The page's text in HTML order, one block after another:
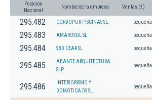
Posición
Nacional
Nombre de la empresa Ventas (€)
295.482 CORDOPUR PISCINAS SL. pequeña
295.483 AMAROSOL SL pequeña
295.484 SBD CEAR SL pequeña
295.485
ABANTE ARQUITECTURA
SLP
pequeña
295.486
INTERIORISMO Y
DOMOTICA DS SL.
pequeña